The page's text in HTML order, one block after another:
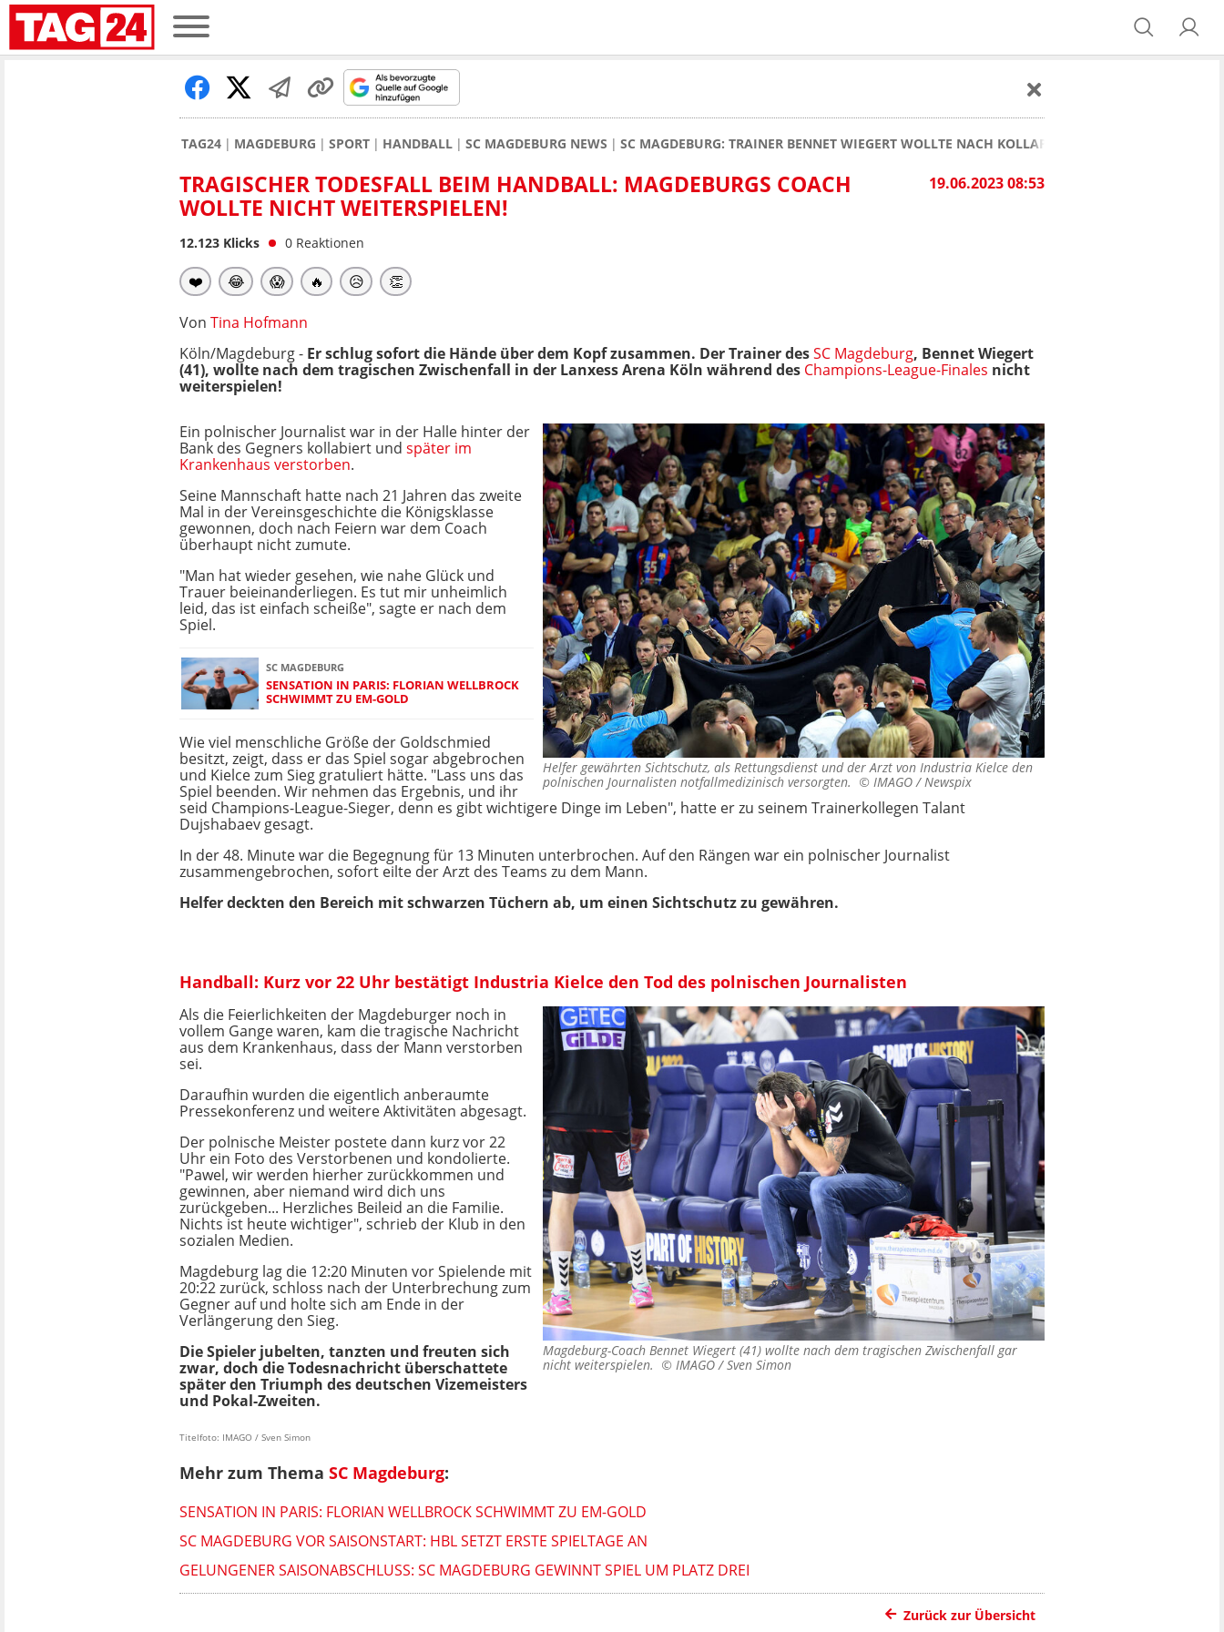
TAG24 MAGDEBURG SPORT HANDBALL SC MAGDEBURG NEWS SC MAGDEBURG: TRAINER BENNET WIEGERT WOLLTE NACH KOLLAPS DES POLNISCHEN
19.06.2023 08:53
TRAGISCHER TODESFALL BEIM HANDBALL: MAGDEBURGS COACH
WOLLTE NICHT WEITERSPIELEN!
12.123 Klicks 0 Reaktionen
❤️ 😂 😱 🔥 😥 👏
Von Tina Hofmann
Köln/Magdeburg - Er schlug sofort die Hände über dem Kopf zusammen. Der Trainer desSC Magdeburg, Bennet Wiegert
(41), wollte nach dem tragischen Zwischenfall in der Lanxess Arena Köln während des Champions-League-Finales nicht
weiterspielen!
Helfer gewährten Sichtschutz, als Rettungsdienst und der Arzt von Industria Kielce den
polnischen Journalisten notfallmedizinisch versorgten. © IMAGO / Newspix
Ein polnischer Journalist war in der Halle hinter der
Bank des Gegners kollabiert und später im
Krankenhaus verstorben.
Seine Mannschaft hatte nach 21 Jahren das zweite
Mal in der Vereinsgeschichte die Königsklasse
gewonnen, doch nach Feiern war dem Coach
überhaupt nicht zumute.
"Man hat wieder gesehen, wie nahe Glück und
Trauer beieinanderliegen. Es tut mir unheimlich
leid, das ist einfach scheiße", sagte er nach dem
Spiel.
SC MAGDEBURG
SENSATION IN PARIS: FLORIAN WELLBROCK
SCHWIMMT ZU EM-GOLD
Wie viel menschliche Größe der Goldschmied
besitzt, zeigt, dass er das Spiel sogar abgebrochen
und Kielce zum Sieg gratuliert hätte. "Lass uns das
Spiel beenden. Wir nehmen das Ergebnis, und ihr
seid Champions-League-Sieger, denn es gibt wichtigere Dinge im Leben", hatte er zu seinem Trainerkollegen Talant
Dujshabaev gesagt.
In der 48. Minute war die Begegnung für 13 Minuten unterbrochen. Auf den Rängen war ein polnischer Journalist
zusammengebrochen, sofort eilte der Arzt des Teams zu dem Mann.
Helfer deckten den Bereich mit schwarzen Tüchern ab, um einen Sichtschutz zu gewähren.
Handball: Kurz vor 22 Uhr bestätigt Industria Kielce den Tod des polnischen Journalisten
Magdeburg-Coach Bennet Wiegert (41) wollte nach dem tragischen Zwischenfall gar
nicht weiterspielen. © IMAGO / Sven Simon
Als die Feierlichkeiten der Magdeburger noch in
vollem Gange waren, kam die tragische Nachricht
aus dem Krankenhaus, dass der Mann verstorben
sei.
Daraufhin wurden die eigentlich anberaumte
Pressekonferenz und weitere Aktivitäten abgesagt.
Der polnische Meister postete dann kurz vor 22
Uhr ein Foto des Verstorbenen und kondolierte.
"Pawel, wir werden hierher zurückkommen und
gewinnen, aber niemand wird dich uns
zurückgeben... Herzliches Beileid an die Familie.
Nichts ist heute wichtiger", schrieb der Klub in den
sozialen Medien.
Magdeburg lag die 12:20 Minuten vor Spielende mit
20:22 zurück, schloss nach der Unterbrechung zum
Gegner auf und holte sich am Ende in der
Verlängerung den Sieg.
Die Spieler jubelten, tanzten und freuten sich
zwar, doch die Todesnachricht überschattete
später den Triumph des deutschen Vizemeisters
und Pokal-Zweiten.
Titelfoto: IMAGO / Sven Simon
Mehr zum Thema SC Magdeburg:
SENSATION IN PARIS: FLORIAN WELLBROCK SCHWIMMT ZU EM-GOLD
SC MAGDEBURG VOR SAISONSTART: HBL SETZT ERSTE SPIELTAGE AN
GELUNGENER SAISONABSCHLUSS: SC MAGDEBURG GEWINNT SPIEL UM PLATZ DREI
Zurück zur Übersicht